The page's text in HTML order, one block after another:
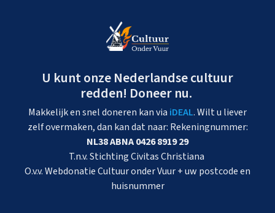
U kunt onze Nederlandse cultuur
redden! Doneer nu.
Makkelijk en snel doneren kan via iDEAL. Wilt u liever
zelf overmaken, dan kan dat naar: Rekeningnummer:
NL38 ABNA 0426 8919 29
T.n.v. Stichting Civitas Christiana
O.v.v. Webdonatie Cultuur onder Vuur + uw postcode en
huisnummer